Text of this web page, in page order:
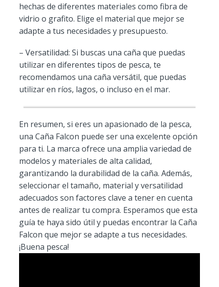
hechas de diferentes materiales como fibra de
vidrio o grafito. Elige el material que mejor se
adapte a tus necesidades y presupuesto.
– Versatilidad: Si buscas una caña que puedas
utilizar en diferentes tipos de pesca, te
recomendamos una caña versátil, que puedas
utilizar en ríos, lagos, o incluso en el mar.
En resumen, si eres un apasionado de la pesca,
una Caña Falcon puede ser una excelente opción
para ti. La marca ofrece una amplia variedad de
modelos y materiales de alta calidad,
garantizando la durabilidad de la caña. Además,
seleccionar el tamaño, material y versatilidad
adecuados son factores clave a tener en cuenta
antes de realizar tu compra. Esperamos que esta
guía te haya sido útil y puedas encontrar la Caña
Falcon que mejor se adapte a tus necesidades.
¡Buena pesca!